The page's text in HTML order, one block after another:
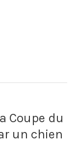
Coupe du
un chien